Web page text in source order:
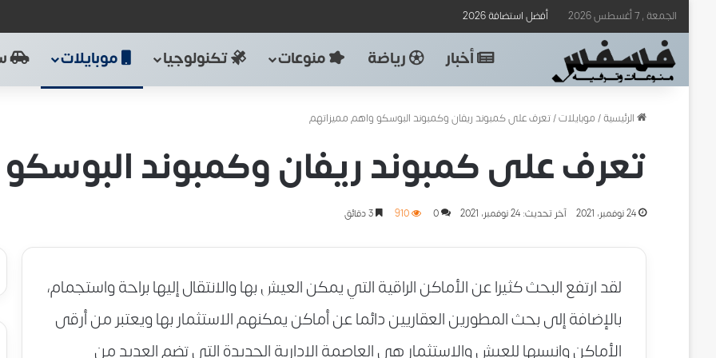
الجمعة , 7 أغسطس 2026 أفضل استضافة 2026
أخبار رياضة منوعات تكنولوجيا موبايلات
الرئيسية/موبايلات/تعرف على كمبوند ريفان وكمبوند البوسكو واهم مميزاتهم
تعرف على كمبوند ريفان وكمبوند
24 نوفمبر، 2021 آخر تحديث: 24 نوفمبر، 2021 0
910 3 دقائق
لقد ارتفع البحث كثيرا عن الأماكن الراقية التي يمكن العيش بها والانتقال إليها براحة واستجمام،
بالإضافة إلى بحث المطورين العقاريين دائما عن أماكن يمكنهم الاستثمار بها ويعتبر من أرقى
الأماكن وانسبها للعيش والاستثمار هي العاصمة الإدارية الجديدة التي تضم العديد من